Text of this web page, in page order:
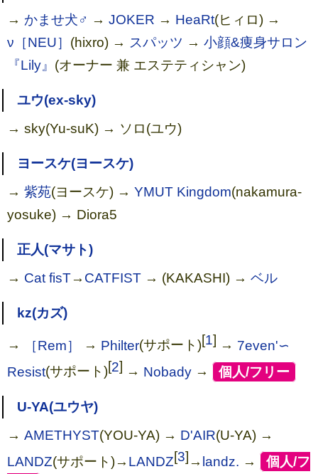
→ かませ犬♂ →JOKER → HeaRt(ヒィロ) →
ν［NEU］ (hixro) → スパッツ →小顔&痩身サロン
『Lily』 (オーナー 兼 エステティシャン)
ユウ(ex-sky)
→ sky(Yu-suK) → ソロ(ユウ)
ヨースケ(ヨースケ)
→紫苑(ヨースケ) →YMUT Kingdom(nakamura-
yosuke) → Diora5
正人(マサト)
→ Cat fisT→ CATFIST → (KAKASHI) →ベル
kz(カズ)
→ ［Rem］ → Philter(サポート)[1] → 7even'∽
Resist(サポート)[2] → Nobady → [個人/フリー
U-YA(ユウヤ)
→AMETHYST(YOU-YA) → D'AIR(U-YA) →
LANDZ(サポート)→ LANDZ[3]→ landz. → [個人/フ
夢みる森のパスポート